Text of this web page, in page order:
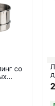
со